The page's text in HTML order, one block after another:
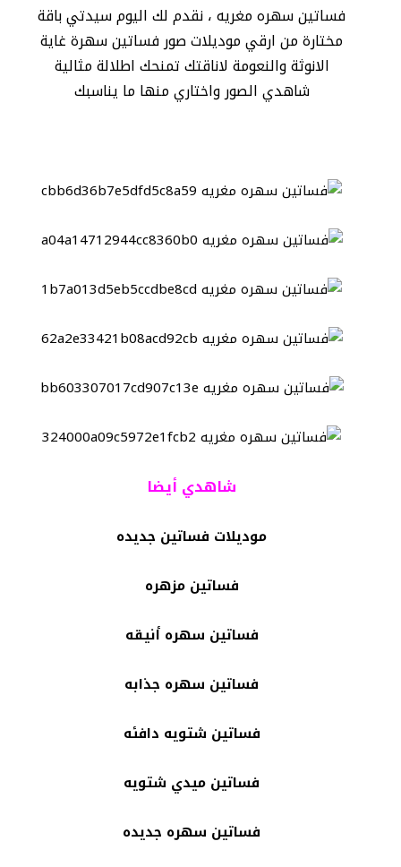
فساتين سهره مغريه ، نقدم لك اليوم سيدتي باقة
مختارة من ارقي موديلات صور فساتين سهرة غاية
الانوثة والنعومة لاناقتك تمنحك اطلالة مثالية
شاهدي الصور واختاري منها ما يناسبك
شاهدي أيضا
موديلات فساتين جديده
فساتين مزهره
فساتين سهره أنيقه
فساتين سهره جذابه
فساتين شتويه دافئه
فساتين ميدي شتويه
فساتين سهره جديده